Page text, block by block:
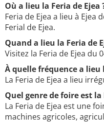
Où a lieu la Feria de Ejea
Feria de Ejea a lieu à Ejea
Ferial de Ejea.
Quand a lieu la Feria de
Visitez la Feria de Ejea du
À quelle fréquence a lieu
La Feria de Ejea a lieu
Quel genre de foire est la
La Feria de Ejea est une
machines agricoles,